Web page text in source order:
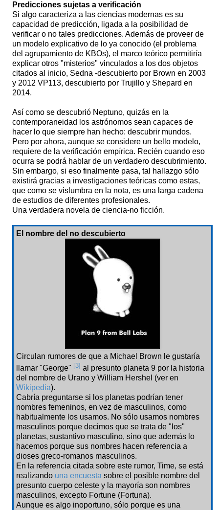
Predicciones sujetas a verificación
Si algo caracteriza a las ciencias modernas es su
capacidad de predicción, ligada a la posibilidad de
verificar o no tales predicciones. Además de proveer de
un modelo explicativo de lo ya conocido (el problema
del agrupamiento de KBOs), el marco teórico permitiría
explicar otros "misterios" vinculados a los dos objetos
citados al inicio, Sedna -descubierto por Brown en 2003
y 2012 VP113, descubierto por Trujillo y Shepard en
2014.
Así como se descubrió Neptuno, quizás en la
contemporaneidad los astrónomos sean capaces de
hacer lo que siempre han hecho: descubrir mundos.
Pero por ahora, aunque se considere un bello modelo,
requiere de la verificación empírica. Recién cuando eso
ocurra se podrá hablar de un verdadero descubrimiento.
Sin embargo, si eso finalmente pasa, tal hallazgo sólo
existirá gracias a investigaciones teóricas como estas,
que como se vislumbra en la nota, es una larga cadena
de estudios de diferentes profesionales.
Una verdadera novela de ciencia-no ficción.
El nombre del no descubierto
Circulan rumores de que a Michael Brown le gustaría
llamar "George" [3] al presunto planeta 9 por la historia
del nombre de Urano y William Hershel (ver en
Wikipedia).
Cabría preguntarse si los planetas podrían tener
nombres femeninos, en vez de masculinos, como
habitualmente los usamos. No sólo usamos nombres
masculinos porque decimos que se trata de "los"
planetas, sustantivo masculino, sino que además lo
hacemos porque sus nombres hacen referencia a
dioses greco-romanos masculinos.
En la referencia citada sobre este rumor, Time, se está
realizando una encuesta sobre el posible nombre del
presunto cuerpo celeste y la mayoría son nombres
masculinos, excepto Fortune (Fortuna).
Aunque es algo inoportuno, sólo porque es una